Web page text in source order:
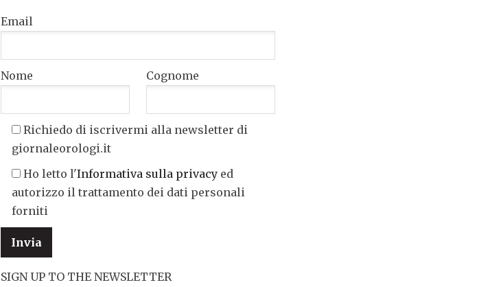
Email
Nome Cognome
Richiedo di iscrivermi alla newsletter di
giornaleorologi.it
Ho letto l'Informativa sulla privacy ed
autorizzo il trattamento dei dati personali
forniti
SIGN UP TO THE NEWSLETTER